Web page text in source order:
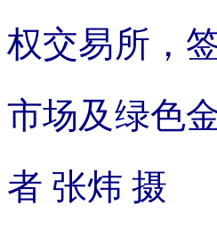
权交易所，
市场及绿色
者 张炜 摄